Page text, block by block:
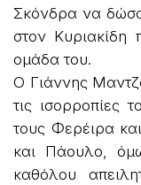
Σκόνδρα να
στον Κυριακίδη
ομάδα του.
Ο Γιάννης
τις ισορροπίες
τους Φερέιρα
και Πάουλο,
καθόλου